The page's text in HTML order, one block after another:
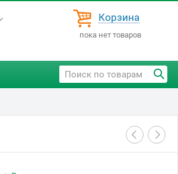
Корзина
пока нет товаров